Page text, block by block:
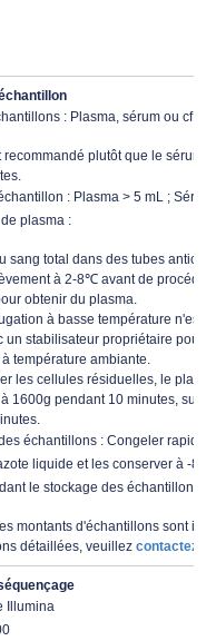
: Plasma, sérum ou
recommandé plutôt que le sérum
: Plasma > 5 mL ;
plasma :
sang total dans des tubes
à 2-8℃ avant de
obtenir du plasma.
à basse température n'est
un stabilisateur propriétaire pour
température ambiante.
les cellules résiduelles, le
1600g pendant 10 minutes,
échantillons : Congeler
liquide et les conserver à -
le stockage des échantillons.
montants d'échantillons sont
détaillées, veuillez contactez-
Illumina